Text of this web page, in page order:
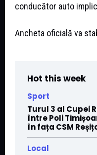
conducător auto
Ancheta oficială va
Hot this week
Sport
Turul 3 al Cupei
între Poli
în fața CSM
Local